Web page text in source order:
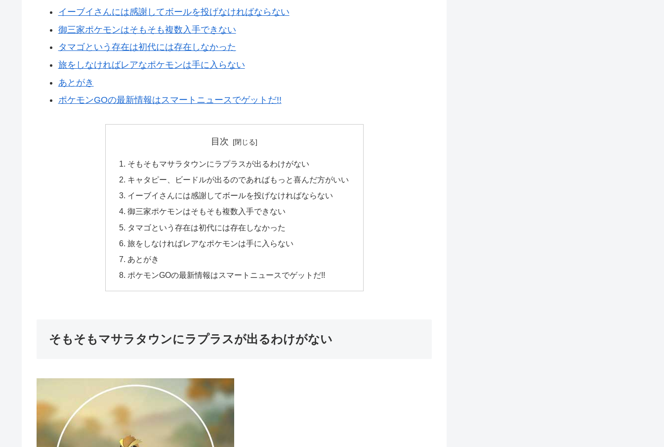
イーブイさんには感謝してボールを投げなければならない
御三家ポケモンはそもそも複数入手できない
タマゴという存在は初代には存在しなかった
旅をしなければレアなポケモンは手に入らない
あとがき
ポケモンGOの最新情報はスマートニュースでゲットだ!!
目次
そもそもマサラタウンにラプラスが出るわけがない
キャタピー、ビードルが出るのであればもっと喜んだ方がいい
イーブイさんには感謝してボールを投げなければならない
御三家ポケモンはそもそも複数入手できない
タマゴという存在は初代には存在しなかった
旅をしなければレアなポケモンは手に入らない
あとがき
ポケモンGOの最新情報はスマートニュースでゲットだ!!
そもそもマサラタウンにラプラスが出るわけがない